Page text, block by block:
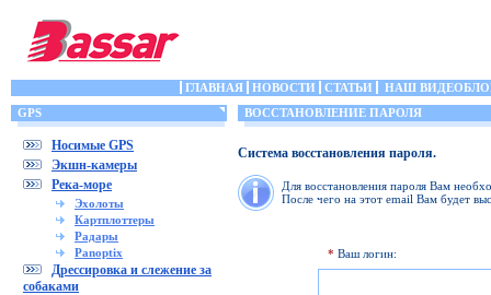
ГЛАВНАЯ НОВОСТИ СТАТЬИ
НАШ
GPS
Носимые GPS
Экшн-камеры
Река-море
Эхолоты
Картплоттеры
Радары
Panoptix
Дрессировка и слежение за
собаками
ВОССТАНОВЛЕНИЕ ПАРОЛЯ
Система восстановления пароля.
Для восстановления пароля Вам
После чего на этот email Вам будет
* Ваш логин: